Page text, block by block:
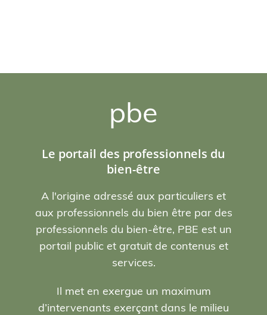
pbe
Le portail des professionnels du
bien-être
A l'origine adressé aux particuliers et
aux professionnels du bien être par des
professionnels du bien-être, PBE est un
portail public et gratuit de contenus et
services.
Il met en exergue un maximum
d’intervenants exerçant dans le milieu